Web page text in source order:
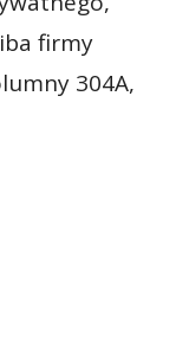
firmy
304A,